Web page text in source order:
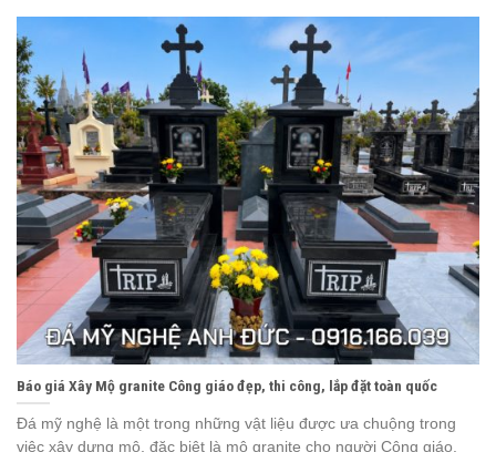
Báo giá Xây Mộ granite Công giáo đẹp, thi công, lắp đặt toàn quốc
Đá mỹ nghệ là một trong những vật liệu được ưa chuộng trong
việc xây dựng mộ, đặc biệt là mộ granite cho người Công giáo.